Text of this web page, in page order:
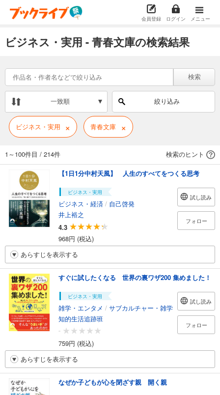
会員登録 ログイン メニュー
ビジネス・実用 - 青春文庫の検索結果
検索
一致順 絞り込み
ビジネス・実用 × 青春文庫 ×
1～100件目 / 214件 検索のヒント
【1日1分中村天風】 人生のすべてをつくる思考
ビジネス・実用
ビジネス・経済 / 自己啓発
井上裕之
4.3
968円 (税込)
試し読み
フォロー
あらすじを表示する
すぐに試したくなる 世界の裏ワザ200 集めました！
ビジネス・実用
雑学・エンタメ / サブカルチャー・雑学
知的生活追跡班
-
759円 (税込)
試し読み
フォロー
あらすじを表示する
なぜか子どもが心を閉ざす親 開く親